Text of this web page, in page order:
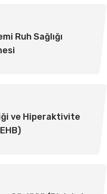
Ruh Sağlığı
ve Hiperaktivite